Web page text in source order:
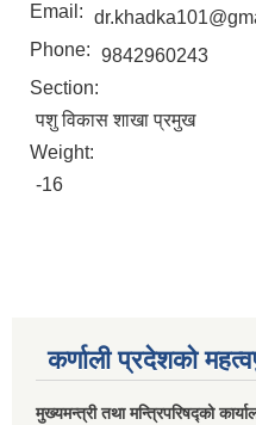
Email:
Phone: 9842960243
Section:
पशु विकास शाखा प्रमुख
Weight:
-16
कर्णाली प्रदेशको
मुख्यमन्त्री तथा मन्त्रिपरिषद्को